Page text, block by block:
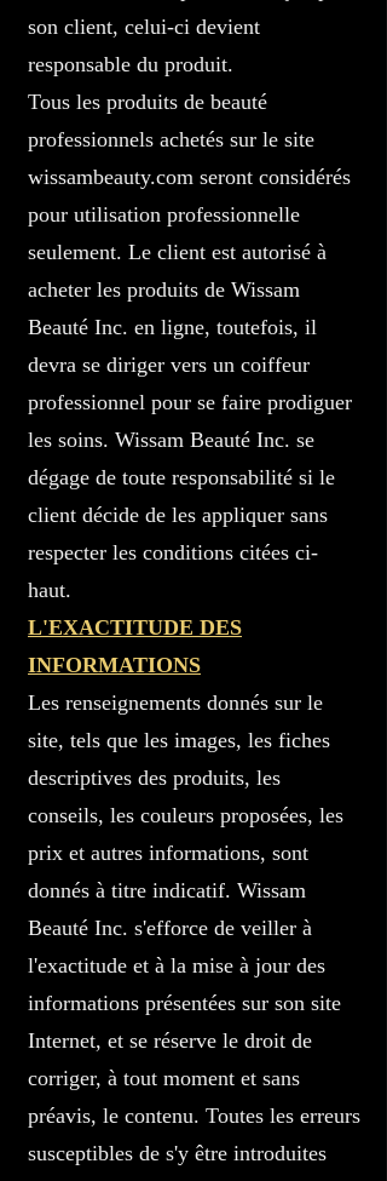
son client, celui-ci devient
responsable du produit.
Tous les produits de beauté
professionnels achetés sur le site
wissambeauty.com seront considérés
pour utilisation professionnelle
seulement. Le client est autorisé à
acheter les produits de Wissam
Beauté Inc. en ligne, toutefois, il
devra se diriger vers un coiffeur
professionnel pour se faire prodiguer
les soins. Wissam Beauté Inc. se
dégage de toute responsabilité si le
client décide de les appliquer sans
respecter les conditions citées ci-
haut.
L'EXACTITUDE DES
INFORMATIONS
Les renseignements donnés sur le
site, tels que les images, les fiches
descriptives des produits, les
conseils, les couleurs proposées, les
prix et autres informations, sont
donnés à titre indicatif. Wissam
Beauté Inc. s'efforce de veiller à
l'exactitude et à la mise à jour des
informations présentées sur son site
Internet, et se réserve le droit de
corriger, à tout moment et sans
préavis, le contenu. Toutes les erreurs
susceptibles de s'y être introduites